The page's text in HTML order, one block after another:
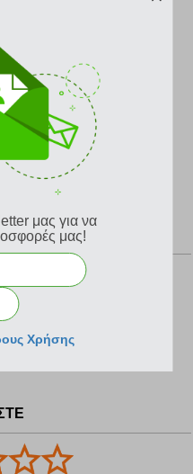
σε δύο αποχρώσεις, με
μπροστά και βαθύ
γίνονται
μας για να
μας!
Χρήσης